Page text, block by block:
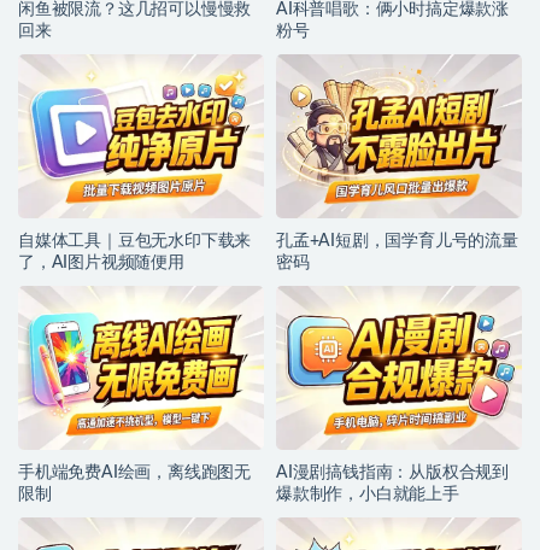
闲鱼被限流？这几招可以慢慢救
回来
AI科普唱歌：俩小时搞定爆款涨
粉号
自媒体工具｜豆包无水印下载来
了，AI图片视频随便用
孔孟+AI短剧，国学育儿号的流量
密码
手机端免费AI绘画，离线跑图无
限制
AI漫剧搞钱指南：从版权合规到
爆款制作，小白就能上手